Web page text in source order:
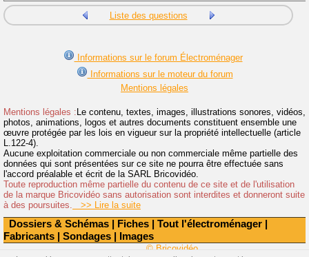
Dossiers & Schémas | Fiches | Tout l'électroménager |
Fabricants | Sondages | Images
Liste des questions
Informations sur le forum Électroménager
Informations sur le moteur du forum
Mentions légales
Mentions légales :Le contenu, textes, images, illustrations sonores, vidéos,
photos, animations, logos et autres documents constituent ensemble une
œuvre protégée par les lois en vigueur sur la propriété intellectuelle (article
L.122-4).
Aucune exploitation commerciale ou non commerciale même partielle des
données qui sont présentées sur ce site ne pourra être effectuée sans
l'accord préalable et écrit de la SARL Bricovidéo.
Toute reproduction même partielle du contenu de ce site et de l'utilisation
de la marque Bricovidéo sans autorisation sont interdites et donneront suite
à des poursuites.
>> Lire la suite
© Bricovidéo